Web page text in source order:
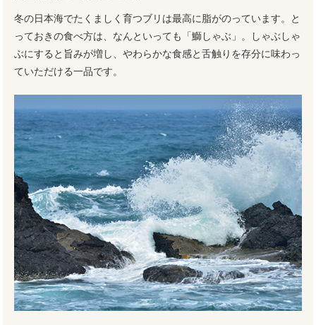
冬の日本海でたくましく育つブリは最高に脂がのっています。と
っておきの食べ方は、なんといっても「鰤しゃぶ」。しゃぶしゃ
ぶにすると旨みが増し、やわらかな食感と舌触りを存分に味わっ
ていただける一品です。